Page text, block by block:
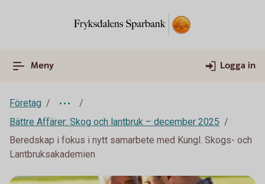
Meny Logga in
Företag
Bättre Affärer: Skog och lantbruk – december 2025
Beredskap i fokus i nytt samarbete med Kungl. Skogs- och
Lantbruksakademien